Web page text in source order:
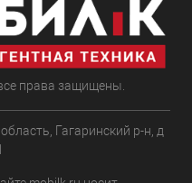
права защищены.
Гагаринский р-н, д